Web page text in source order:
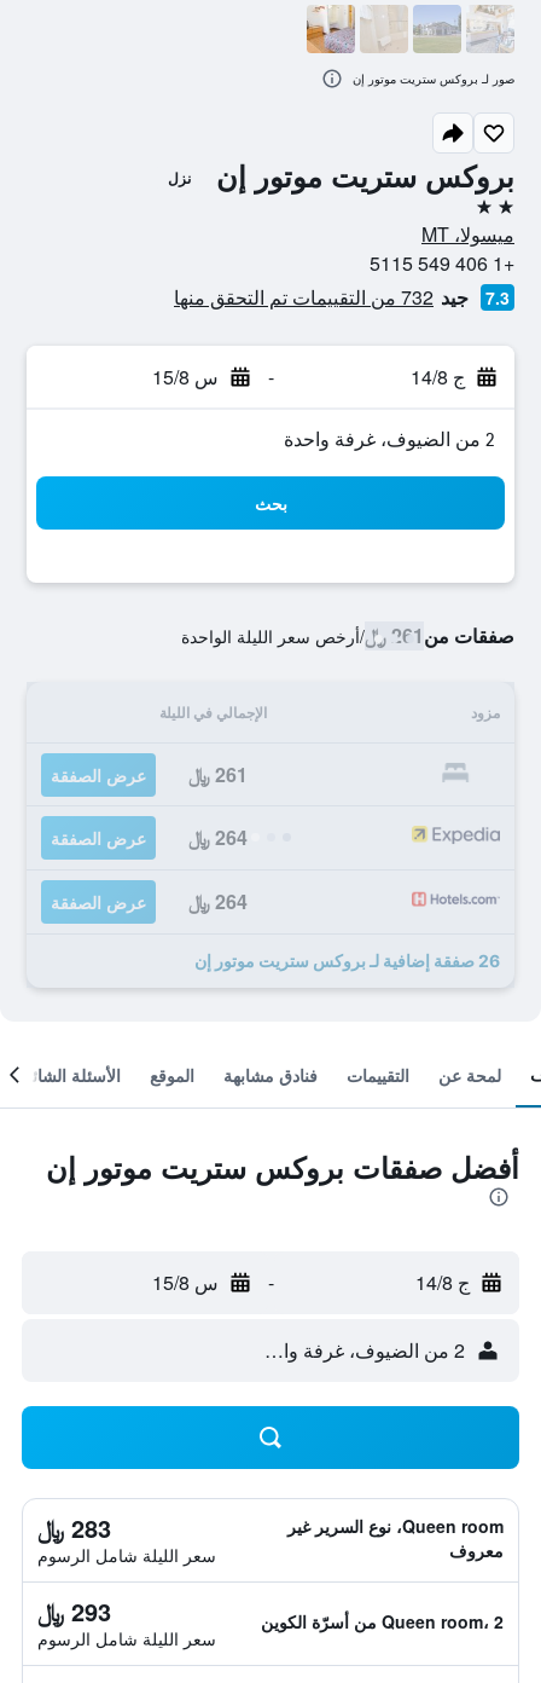
بروكس ستريت موتور إن نزل
2 نجمتين
ميسولا، MT
+1 406 549 5115
7.3 جيد 732 من التقييمات تم التحقق منها
ج 14/8 - س 15/8
2 من الضيوف، غرفة واحدة
بحث
صفقات من261 ﷼ /أرخص سعر الليلة الواحدة
مزود الإجمالي في الليلة
261 ﷼ عرض الصفقة
264 ﷼ عرض الصفقة
264 ﷼ عرض الصفقة
26 صفقة إضافية لـ بروكس ستريت موتور إن
صور لـ بروكس ستريت موتور إن
لمحة عن التقييمات فنادق مشابهة الموقع الأسئلة الشائعة
أفضل صفقات بروكس ستريت موتور إن
ج 14/8 - س 15/8
2 من الضيوف، غرفة واحدة
Queen room، نوع السرير غير
معروف
283 ﷼
سعر الليلة شامل الرسوم
Queen room، 2 من أسرّة الكوين 293 ﷼
سعر الليلة شامل الرسوم